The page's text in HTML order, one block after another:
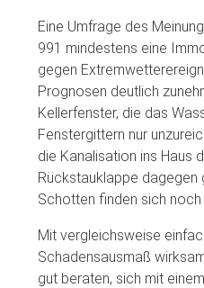
Eine Umfrage des
991 mindestens eine
gegen
Prognosen deutlich
Kellerfenster, die das
Fenstergittern nur
die Kanalisation ins Haus
Rückstauklappe dagegen
Schotten finden sich noch
Mit vergleichsweise
Schadensausmaß
gut beraten, sich mit